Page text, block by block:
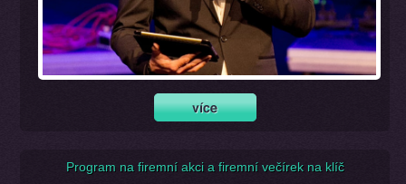
Program na firemní akci a firemní večírek na klíč